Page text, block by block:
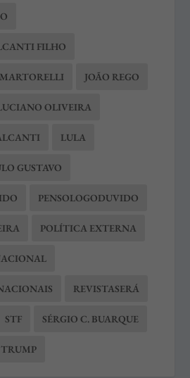
FILHO
JOÃO REGO
OLIVEIRA
LULA
GUSTAVO
PENSOLOGODUVIDO
POLÍTICA EXTERNA
REVISTASERÁ
STF SÉRGIO C. BUARQUE
TRUMP